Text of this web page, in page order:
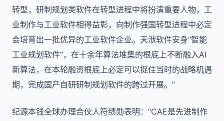
转型，研制规划类软件在转型进程中将扮演重要人物，工
业制作与工业软件相得益彰，向制作强国转型进程中必定
会培育出一批优异的工业软件企业。天洑软件安身“智能
工业规划软件”，在十余年算法堆集的根底上不断融入AI
新算法，在本轮融资根底上必定可以捉住当时的战略机遇
期，完成国产自研研制规划软件的跨过开展。”
纪源本钱全球办理合伙人符绩勋表明：“CAE是先进制作